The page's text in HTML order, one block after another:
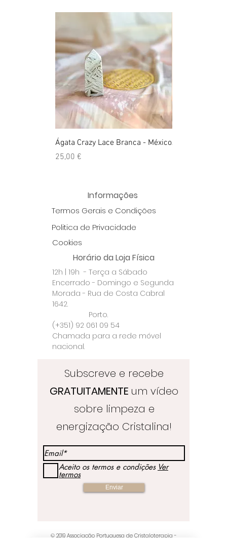
Ágata Crazy Lace Branca - México
Preço
25,00 €
Anel Golden
Informações
Termos Gerais e Condições
Politica de Privacidade
Cookies
Horário da Loja Física
12h | 19h - Terça a Sábado
Encerrado - Domingo e Segunda
Morada - Rua de Costa Cabral
1642.
Porto.
(+351) 92 061 09 54
Chamada para a rede móvel
nacional.
Subscreve e recebe
GRATUITAMENTE um vídeo
sobre limpeza e
energização Cristalina!
Aceito os termos e condições Ver
termos
Enviar
© 2019 Associação Portuguesa de Cristaloterapia-